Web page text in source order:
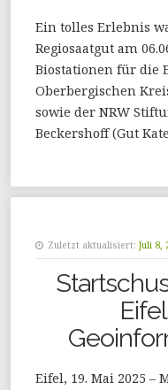
Ein tolles Erlebnis
Regiosaatgut am
Biostationen für die
Oberbergischen
sowie der NRW
Beckershoff (Gut
Zuletzt aktualisiert: Juli 8,
Eifel, 19. Mai 2025 –